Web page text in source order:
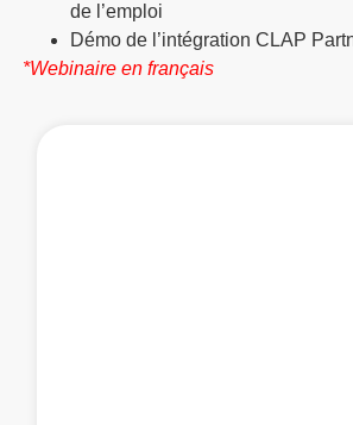
de l’emploi
Démo de l’intégration CLAP
*Webinaire en français